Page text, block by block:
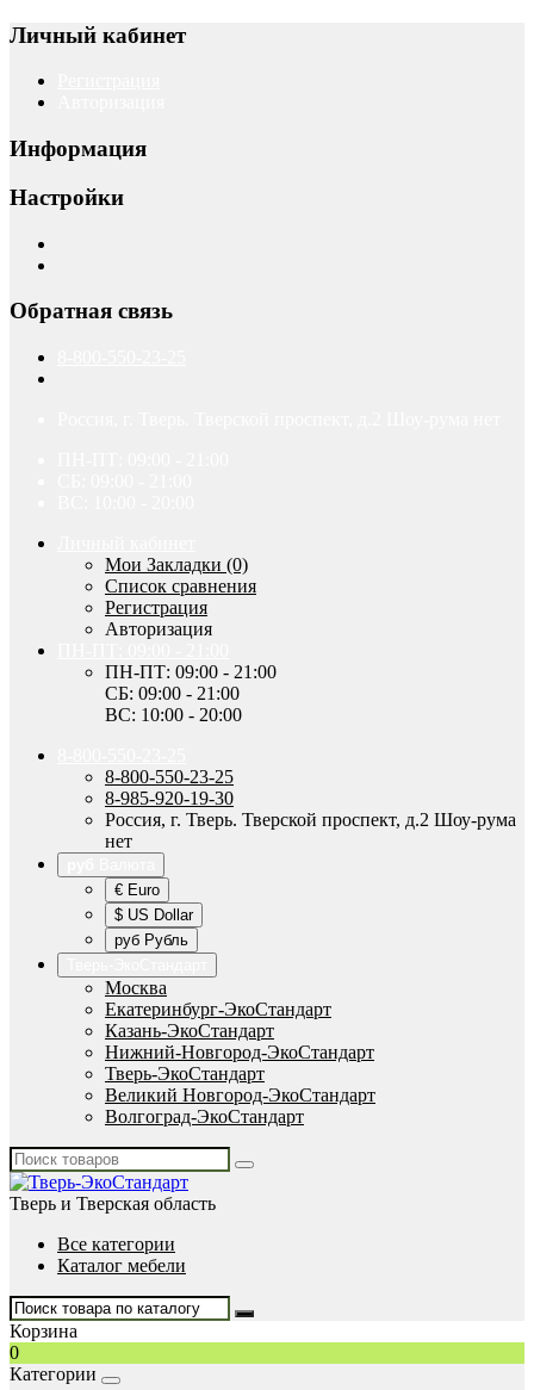
Личный кабинет
Информация
Настройки
Обратная связь
Мои Закладки (0)
Список сравнения
Регистрация
Авторизация
ПН-ПТ: 09:00 - 21:00
СБ: 09:00 - 21:00
ВС: 10:00 - 20:00
8-800-550-23-25
8-985-920-19-30
Россия, г. Тверь. Тверской проспект, д.2 Шоу-рума
нет
€ Euro
$ US Dollar
руб Рубль
Москва
Екатеринбург-ЭкоСтандарт
Казань-ЭкоСтандарт
Нижний-Новгород-ЭкоСтандарт
Тверь-ЭкоСтандарт
Великий Новгород-ЭкоСтандарт
Волгоград-ЭкоСтандарт
Тверь и Тверская область
Все категории
Каталог мебели
Корзина
0
Категории